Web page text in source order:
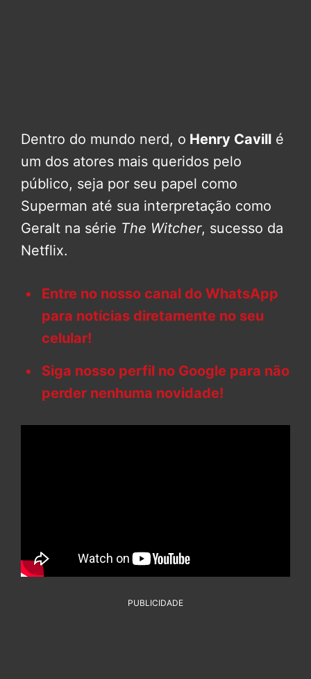
Dentro do mundo nerd, o Henry Cavill é
um dos atores mais queridos pelo
público, seja por seu papel como
Superman até sua interpretação como
Geralt na série The Witcher, sucesso da
Netflix.
Entre no nosso canal do WhatsApp
para notícias diretamente no seu
celular!
Siga nosso perfil no Google para não
perder nenhuma novidade!
PUBLICIDADE